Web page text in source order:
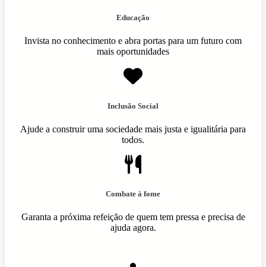
Educação
Invista no conhecimento e abra portas para um futuro com
mais oportunidades
Inclusão Social
Ajude a construir uma sociedade mais justa e igualitária para
todos.
Combate à fome
Garanta a próxima refeição de quem tem pressa e precisa de
ajuda agora.